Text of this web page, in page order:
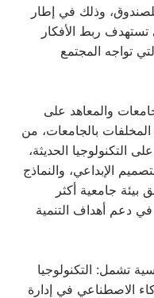
وذلك في إطار
تستهدف ربط الأفكار
تواجه المجتمع
والمعاهد على
بالجامعات، من
التكنولوجيا الحديثة،
الإبداعي، والنماذج
بيئة جامعية أكثر
دعم أهداف التنمية
تشمل: التكنولوجيا
الاصطناعي في إدارة